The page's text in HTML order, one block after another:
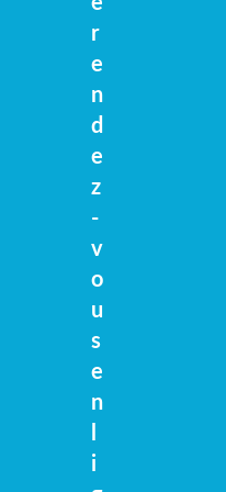
r
e
n
d
e
z
-
v
o
u
s
e
n
i